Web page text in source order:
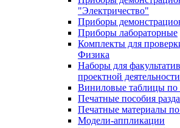
"Электричество"
Приборы
Приборы лабораторные
Комплекты для
Физика
Наборы для
проектной деятельности
Виниловые таблицы по
Печатные пособия
Печатные материалы
Модели-аппликации